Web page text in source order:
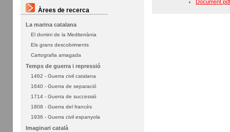
Àrees de recerca
La marina catalana
El domini de la Mediterrània
Els grans descobriments
Cartografia amagada
Temps de guerra i repressió
1462 - Guerra civil catalana
1640 - Guerra de separació
1714 - Guerra de successió
1808 - Guerra del francès
1936 - Guerra civil espanyola
Imaginari català
Document pdf